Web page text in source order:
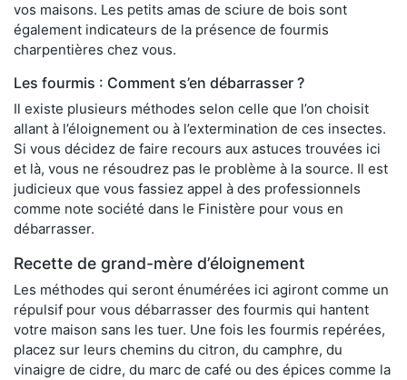
vos maisons. Les petits amas de sciure de bois sont
également indicateurs de la présence de fourmis
charpentières chez vous.
Les fourmis : Comment s’en débarrasser ?
Il existe plusieurs méthodes selon celle que l’on choisit
allant à l’éloignement ou à l’extermination de ces insectes.
Si vous décidez de faire recours aux astuces trouvées ici
et là, vous ne résoudrez pas le problème à la source. Il est
judicieux que vous fassiez appel à des professionnels
comme note société dans le Finistère pour vous en
débarrasser.
Recette de grand-mère d’éloignement
Les méthodes qui seront énumérées ici agiront comme un
répulsif pour vous débarrasser des fourmis qui hantent
votre maison sans les tuer. Une fois les fourmis repérées,
placez sur leurs chemins du citron, du camphre, du
vinaigre de cidre, du marc de café ou des épices comme la